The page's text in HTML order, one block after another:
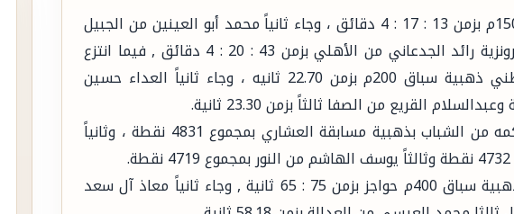
كما فاز الكعبي بذهبية سباق 1500م بزمن 13 : 17 : 4 دقائق ، وجاء ثانياً محمد أبو العينين من الجبيل
بزمن 44 : 19 : 4 دقيقة ونال البرونزية رائد الجدعاني من الأهلي بزمن 43 : 20 : 4 دقائق , فيما انتزع
العداء سليمان الهزازي من الوطني ذهبية سباق 200م بزمن 22.70 ثانيه ، وجاء ثانياً العداء حسين
وفاز لاعب العشاري عبدالعزيز حكمه من الشباب بذهبية مسابقة العشاري بمجموع 4831 نقطة ، وثانياً
ونال العداء عبدالعزيز الجريدان ذهبية سباق 400م حواجز بزمن 75 : 65 ثانية , وجاء ثانياً معاذ آل سعد